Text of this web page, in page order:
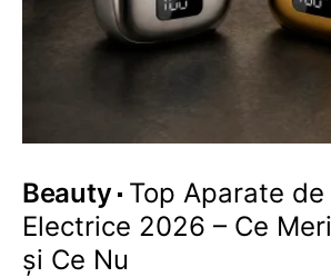
Beauty Top Aparate de
Electrice 2026 – Ce
și Ce Nu